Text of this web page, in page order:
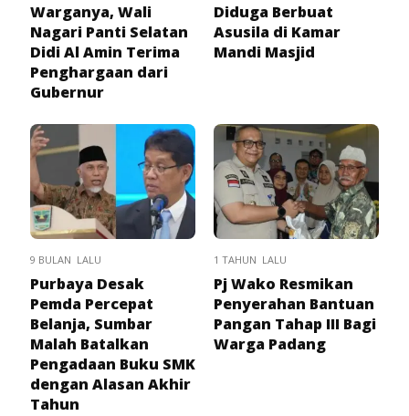
Warganya, Wali
Nagari Panti Selatan
Didi Al Amin Terima
Penghargaan dari
Gubernur
Diduga Berbuat
Asusila di Kamar
Mandi Masjid
9 BULAN LALU
Purbaya Desak
Pemda Percepat
Belanja, Sumbar
Malah Batalkan
Pengadaan Buku SMK
dengan Alasan Akhir
Tahun
1 TAHUN LALU
Pj Wako Resmikan
Penyerahan Bantuan
Pangan Tahap III Bagi
Warga Padang